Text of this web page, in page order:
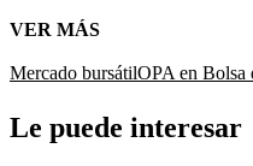
VER MÁS
Mercado bursátilOPA en Bolsa
Le puede interesar